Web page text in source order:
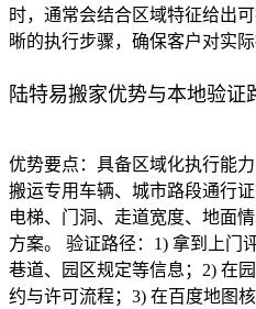
时，通常会结合区域特征给出
晰的执行步骤，确保客户对实际
陆特易搬家优势与本地验证
优势要点：具备区域化执行能
搬运专用车辆、城市路段通行
电梯、门洞、走道宽度、地面
方案。 验证路径：1) 拿到上门
巷道、园区规定等信息；2) 在
约与许可流程；3) 在百度地图